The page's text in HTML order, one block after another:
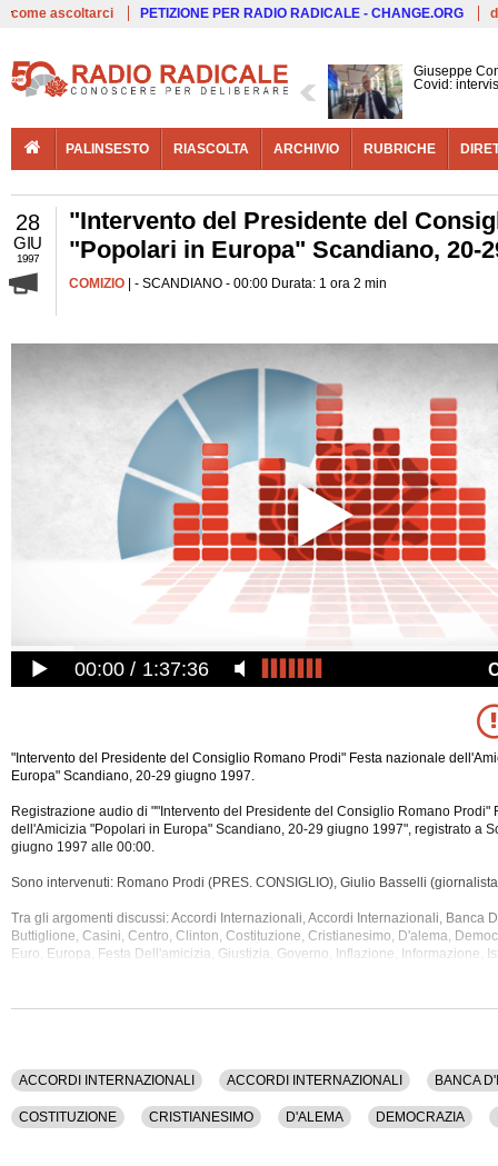
come ascoltarci PETIZIONE PER RADIO RADICALE - CHANGE.ORG
Giuseppe
Covid:
PALINSESTO RIASCOLTA ARCHIVIO RUBRICHE
28
GIU
1997
"Intervento del Presidente del
"Popolari in Europa" Scandiano, 20-
COMIZIO | - SCANDIANO - 00:00 Durata: 1 ora 2 min
00:00 1:37:36
"Intervento del Presidente del Consiglio Romano Prodi" Festa nazionale
Europa" Scandiano, 20-29 giugno 1997.
Registrazione audio di ""Intervento del Presidente del Consiglio Romano Prodi"
dell'Amicizia "Popolari in Europa" Scandiano, 20-29 giugno 1997", registrato a
giugno 1997 alle 00:00.
Sono intervenuti: Romano Prodi (PRES. CONSIGLIO), Giulio Basselli
Tra gli argomenti discussi: Accordi Internazionali, Accordi Internazionali, Banca
Buttiglione, Casini, Centro, Clinton, Costituzione, Cristianesimo, D'alema,
Euro, Europa, Festa Dell'amicizia, Giustizia, Governo, Inflazione, Informazione,
Usa.
ACCORDI INTERNAZIONALI ACCORDI INTERNAZIONALI BANCA
COSTITUZIONE CRISTIANESIMO D'ALEMA DEMOCRAZIA